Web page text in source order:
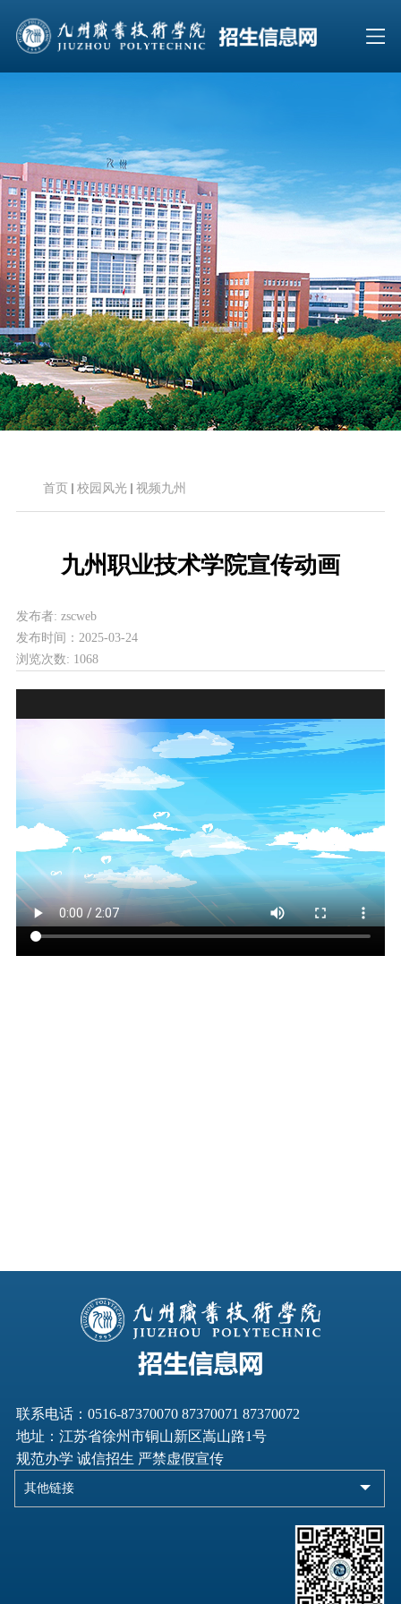
首页 校园风光 视频九州
九州职业技术学院宣传动画
发布者: zscweb
发布时间： 2025-03-24
浏览次数: 1068
联系电话：0516-87370070 87370071 87370072
地址：江苏省徐州市铜山新区嵩山路1号
规范办学 诚信招生 严禁虚假宣传
其他链接